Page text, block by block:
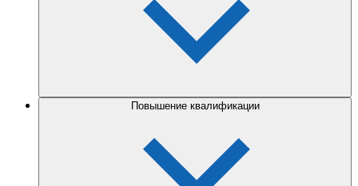
Повышение квалификации